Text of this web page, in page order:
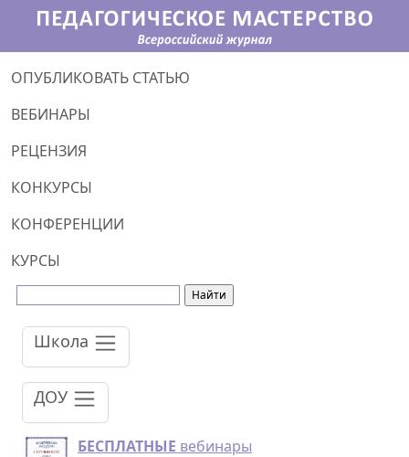
ОПУБЛИКОВАТЬ СТАТЬЮ
ВЕБИНАРЫ
РЕЦЕНЗИЯ
КОНКУРСЫ
КОНФЕРЕНЦИИ
КУРСЫ
Школа
ДОУ
БЕСПЛАТНЫЕ вебинары